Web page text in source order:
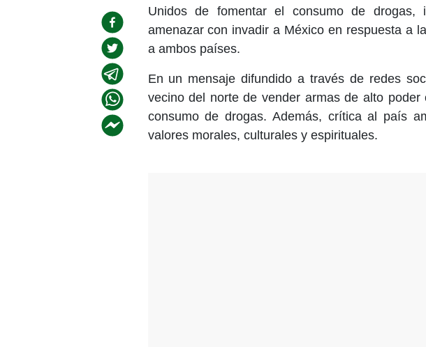
Unidos de fomentar el consumo de
amenazar con invadir a México en respuesta a
a ambos países.
En un mensaje difundido a través de redes
vecino del norte de vender armas de alto
consumo de drogas. Además, crítica al país
valores morales, culturales y espirituales.